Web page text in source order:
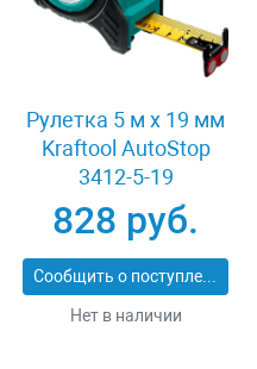
Рулетка 5 м x 19 мм
Kraftool AutoStop
3412-5-19
828 руб.
Сообщить о поступлении
Нет в наличии